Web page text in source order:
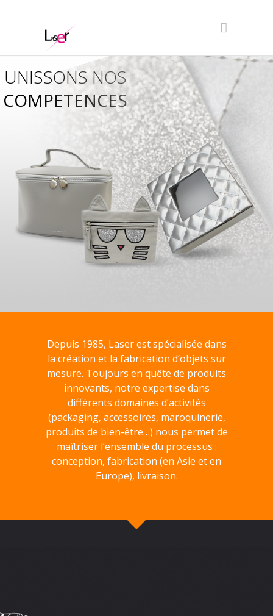
COMPETENCES
UNISSONS NOS
Depuis 1985, Laser est spécialisée dans
la création et la fabrication d’objets sur
mesure. Toujours en quête de produits
innovants, notre expertise dans
différents domaines d’activités
(packaging, accessoires, maroquinerie,
produits de bien-être…) nous permet de
maîtriser l’ensemble du processus :
conception, fabrication (en Asie et en
Europe), livraison.